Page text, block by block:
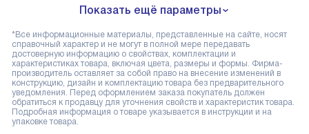
Показать ещё параметры
*Все информационные материалы, представленные на сайте, носят
справочный характер и не могут в полной мере передавать
достоверную информацию о свойствах, комплектации и
характеристиках товара, включая цвета, размеры и формы. Фирма-
производитель оставляет за собой право на внесение изменений в
конструкцию, дизайн и комплектацию товара без предварительного
уведомления. Перед оформлением заказа покупатель должен
обратиться к продавцу для уточнения свойств и характеристик товара.
Подробная информация о товаре указывается в инструкции и на
упаковке товара.